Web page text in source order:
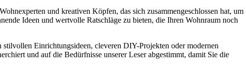
und kreativen Köpfen, das sich zusammengeschlossen hat, um
Ideen und wertvolle Ratschläge zu bieten, die Ihren Wohnraum noch
Einrichtungsideen, cleveren DIY-Projekten oder modernen
und auf die Bedürfnisse unserer Leser abgestimmt, damit Sie die